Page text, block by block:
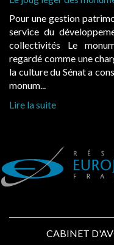
Pour une gestion
service du
collectivités Le
regardé comme une
la culture du Sénat a
monum...
Lire la suite
CABINET